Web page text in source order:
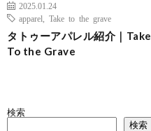
2025.01.24
apparel
Take to the grave
タトゥーアパレル紹介｜Take
To the Grave
検索
検索